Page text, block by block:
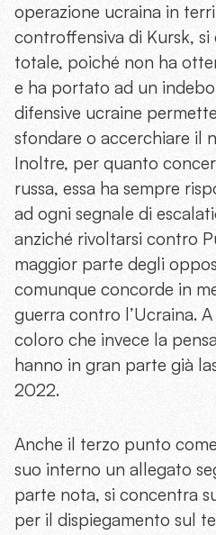
operazione ucraina in
controffensiva di Kursk,
totale, poiché non ha
e ha portato ad un
difensive ucraine
sfondare o accerchiare il
Inoltre, per quanto
russa, essa ha sempre
ad ogni segnale di
anziché rivoltarsi contro
maggior parte degli
comunque concorde in
guerra contro l’Ucraina.
coloro che invece la
hanno in gran parte già
2022.
Anche il terzo punto
suo interno un allegato
parte nota, si concentra
per il dispiegamento sul